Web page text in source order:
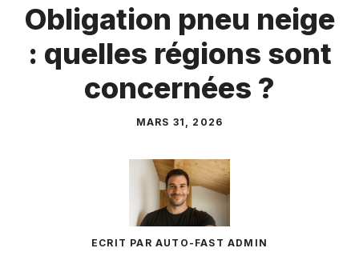
Obligation pneu neige
: quelles régions sont
concernées ?
MARS 31, 2026
ECRIT PAR AUTO-FAST ADMIN